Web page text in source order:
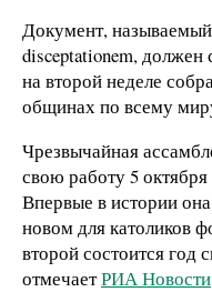
Документ,
disceptationem, должен
на второй неделе
общинах по всему
Чрезвычайная
свою работу 5
Впервые в истории
новом для католиков
второй состоится год
отмечаетРИА Новости